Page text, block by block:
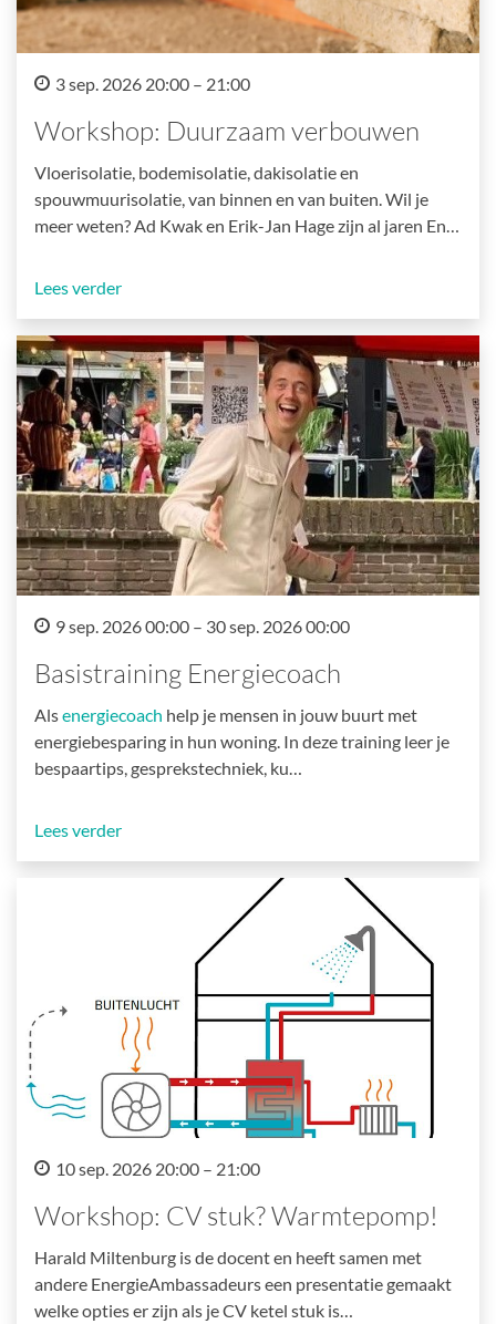
3 sep. 2026 20:00 – 21:00
Workshop: Duurzaam verbouwen
Vloerisolatie, bodemisolatie, dakisolatie en
spouwmuurisolatie, van binnen en van buiten. Wil je
meer weten? Ad Kwak en Erik-Jan Hage zijn al jaren En…
Lees verder
9 sep. 2026 00:00 – 30 sep. 2026 00:00
Basistraining Energiecoach
Alsenergiecoach help je mensen in jouw buurt met
energiebesparing in hun woning. In deze training leer je
bespaartips, gesprekstechniek, ku…
Lees verder
10 sep. 2026 20:00 – 21:00
Workshop: CV stuk? Warmtepomp!
Harald Miltenburg is de docent en heeft samen met
andere EnergieAmbassadeurs een presentatie gemaakt
welke opties er zijn als je CV ketel stuk is…